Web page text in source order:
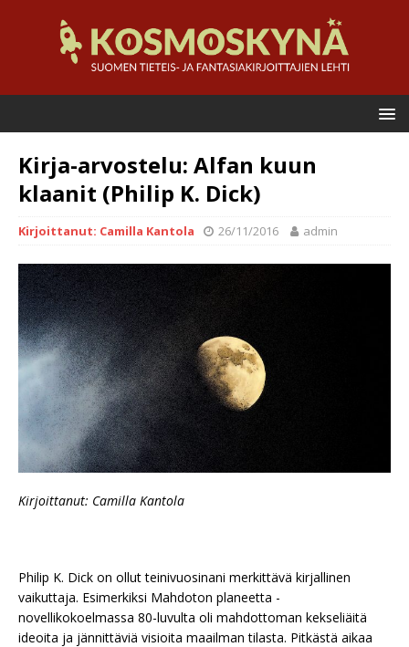
Kirja-arvostelu: Alfan kuun
klaanit (Philip K. Dick)
Kirjoittanut: Camilla Kantola 26/11/2016 admin
Kirjoittanut: Camilla Kantola
Philip K. Dick on ollut teinivuosinani merkittävä kirjallinen
vaikuttaja. Esimerkiksi Mahdoton planeetta -
novellikokoelmassa 80-luvulta oli mahdottoman kekseliäitä
ideoita ja jännittäviä visioita maailman tilasta. Pitkästä aikaa